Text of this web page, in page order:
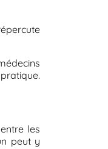
les
peut y